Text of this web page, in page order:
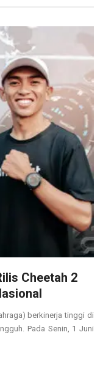
Cheetah 2
berkinerja tinggi di
Pada Senin, 1 Juni